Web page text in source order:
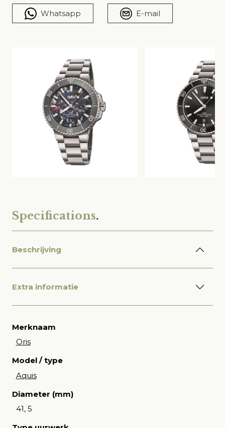
Whatsapp E-mail
Specifications.
Beschrijving
Extra informatie
Merknaam
Oris
Model / type
Aquis
Diameter (mm)
41, 5